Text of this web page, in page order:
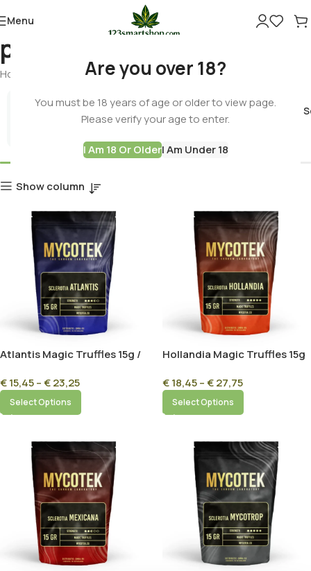
Are you over 18?
You must be 18 years of age or older to view page.
Please verify your age to enter.
I Am 18 Or OlderI Am Under 18
Menu
psychedelic
Home Products tagged “psychedelic”
Best Deals
Cannabis
Show column
Atlantis Magic Truffles 15g /
€15,45–€23,25
Select Options
Hollandia Magic Truffles 15g
€18,45–€27,75
Select Options